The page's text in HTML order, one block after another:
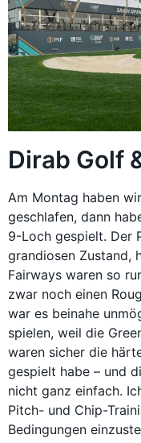
Dirab Golf
Am Montag haben
geschlafen, dann
9-Loch gespielt. Der
grandiosen Zustand,
Fairways waren so
zwar noch einen
war es beinahe
spielen, weil die
waren sicher die
gespielt habe – und
nicht ganz einfach.
Pitch- und Chip-
Bedingungen